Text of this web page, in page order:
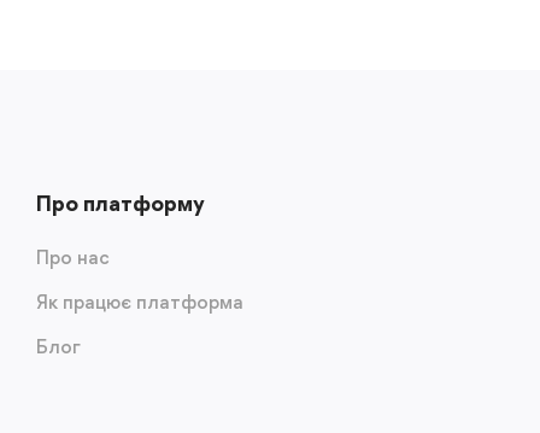
Про платформу
Про нас
Як працює платформа
Блог